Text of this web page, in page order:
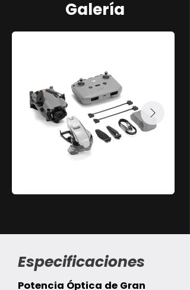
Galería
Especificaciones
Potencia Óptica de Gran